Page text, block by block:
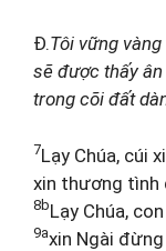
Đ.Tôi vững
sẽ được thấy
trong cõi đất
7Lạy Chúa, cúi
xin thương tình
8bLạy Chúa,
9axin Ngài